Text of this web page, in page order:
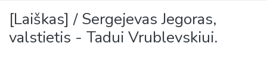
[Laiškas] / Sergejevas Jegoras,
valstietis - Tadui Vrublevskiui.